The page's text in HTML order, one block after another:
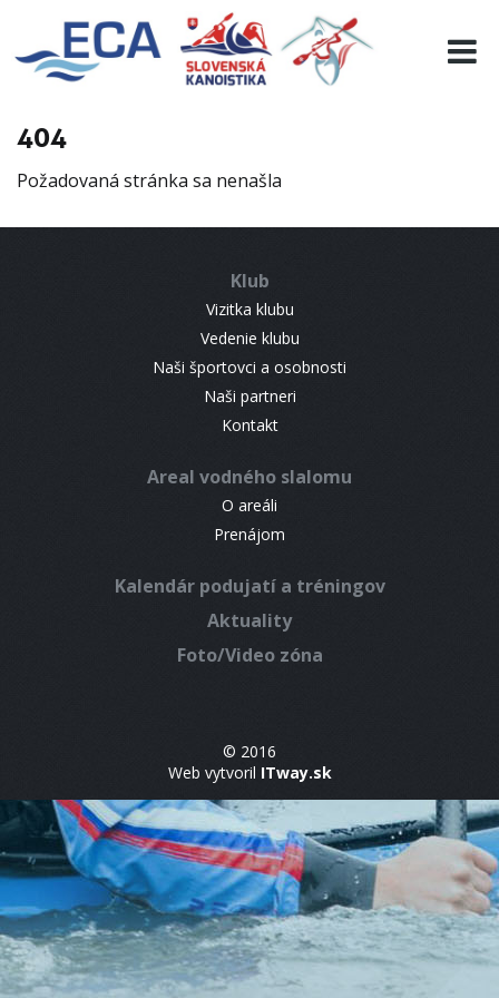
404
Požadovaná stránka sa nenašla
Klub
Vizitka klubu
Vedenie klubu
Naši športovci a osobnosti
Naši partneri
Kontakt
Areal vodného slalomu
O areáli
Prenájom
Kalendár podujatí a tréningov
Aktuality
Foto/Video zóna
© 2016
Web vytvoril ITway.sk
EURO 19
INFO
RESULTS
CONTACT